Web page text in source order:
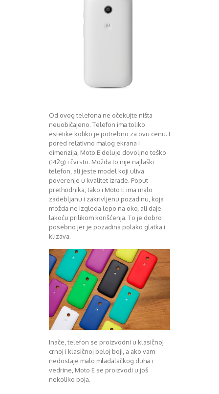
Oktobar 2015
Januar 2016
Februar 2016
April 2016
Maj 2016
Juni 2016
Juli 2016
August 2016
Novembar 2016
Decembar 2016
Januar 2017
Mart 2017
April 2017
Juli 2017
August 2017
Oktobar 2017
Od ovog telefona ne očekujte ništa
neuobičajeno. Telefon ima toliko
estetike koliko je potrebno za ovu cenu. I
pored relativno malog ekrana i
dimenzija, Moto E deluje dovoljno teško
(142g) i čvrsto. Možda to nije najlaški
telefon, ali jeste model koji uliva
poverenje u kvalitet izrade. Poput
prethodnika, tako i Moto E ima malo
zadebljanu i zakrivljenu pozadinu, koja
možda ne izgleda lepo na oko, ali daje
lakoću prilikom korišćenja. To je dobro
posebno jer je pozadina polako glatka i
klizava.
Inače, telefon se proizvodni u klasičnoj
crnoj i klasičnoj beloj boji, a ako vam
nedostaje malo mladalačkog duha i
vedrine, Moto E se proizvodi u još
nekoliko boja.